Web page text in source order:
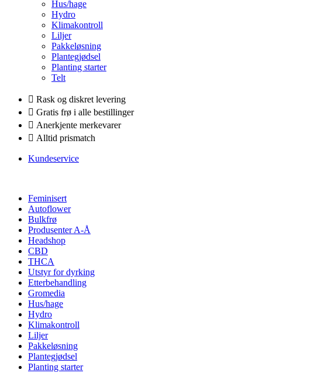
Hus/hage
Hydro
Klimakontroll
Liljer
Pakkeløsning
Plantegjødsel
Planting starter
Telt
Rask og diskret levering
Gratis frø i alle bestillinger
Anerkjente merkevarer
Alltid prismatch
Kundeservice
Feminisert
Autoflower
Bulkfrø
Produsenter A-Å
Headshop
CBD
THCA
Utstyr for dyrking
Etterbehandling
Gromedia
Hus/hage
Hydro
Klimakontroll
Liljer
Pakkeløsning
Plantegjødsel
Planting starter